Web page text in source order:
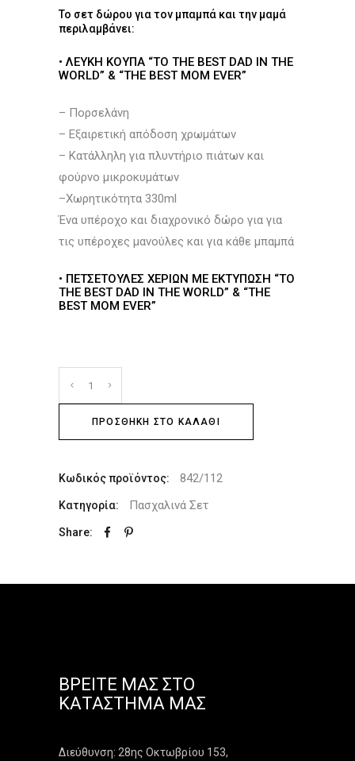
Το σετ δώρου για τον μπαμπά και την μαμά
περιλαμβάνει:
• ΛΕΥΚΉ ΚΟΎΠΑ “TO THE BEST DAD IN THE
WORLD” & “THE BEST MOM EVER”
– Πορσελάνη
– Εξαιρετική απόδοση χρωμάτων
– Κατάλληλη για πλυντήριο πιάτων και
φούρνο μικροκυμάτων
–Χωρητικότητα 330ml
Ένα υπέροχο και διαχρονικό δώρο για για
τις υπέροχες μανούλες και για κάθε μπαμπά
• ΠΕΤΣΕΤΟΎΛΕΣ ΧΕΡΙΏΝ ΜΕ ΕΚΤΎΠΩΣΗ “TO
THE BEST DAD IN THE WORLD” & “THE
BEST MOM EVER”
ΠΡΟΣΘΉΚΗ ΣΤΟ ΚΑΛΆΘΙ
Κωδικός προϊόντος: 842/112
Κατηγορία: Πασχαλινά Σετ
Share:
ΒΡΕΊΤΕ ΜΑΣ ΣΤΟ
ΚΑΤΆΣΤΗΜΑ ΜΑΣ
Διεύθυνση: 28ης Οκτωβρίου 153,